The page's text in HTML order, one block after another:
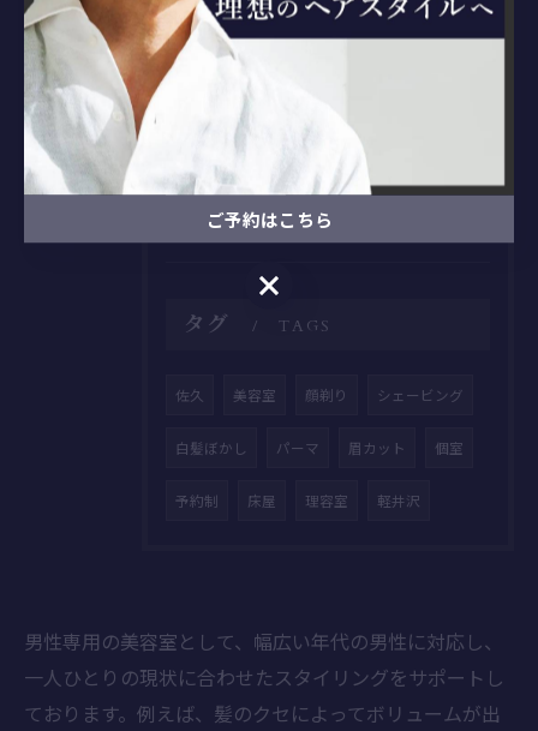
2020/05/26
佐久市のお顔剃りができる理・美容室をお探しの方
2020/05/26
タグ TAGS
佐久 美容室 顔剃り シェービング
白髪ぼかし パーマ 眉カット 個室
予約制 床屋 理容室 軽井沢
男性専用の美容室として、幅広い年代の男性に対応し、
一人ひとりの現状に合わせたスタイリングをサポートし
ております。例えば、髪のクセによってボリュームが出
ご予約はこちら
ご予約はこちら